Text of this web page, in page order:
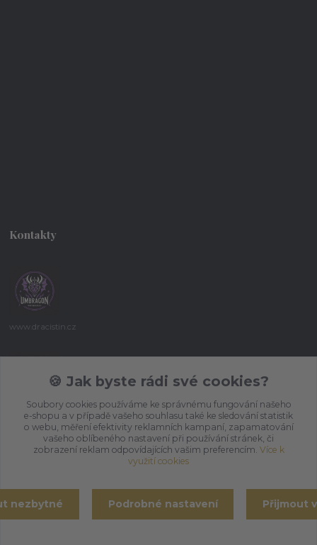
Kontakty
www.dracistin.cz
+420 737 613 735
(Po-Pá 9:30-18:00 hod.)
umbragon@email.cz
🍪 Jak byste rádi své cookies?
Soubory cookies používáme ke správnému fungování našeho
e-shopu a v případě vašeho souhlasu také ke sledování statistik
o webu, měření efektivity reklamních kampaní, zapamatování
vašeho oblíbeného nastavení při používání stránek, či
zobrazení reklam odpovídajících vašim preferencím. Více k
využití cookies
nezbytné Podrobné nastavení Přijmout